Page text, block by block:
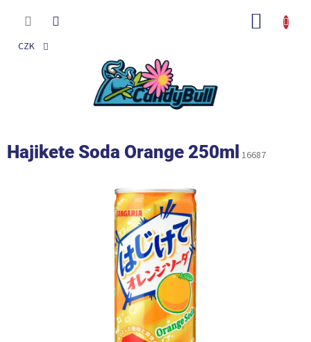
CZK
Hajikete Soda Orange 250ml 16687